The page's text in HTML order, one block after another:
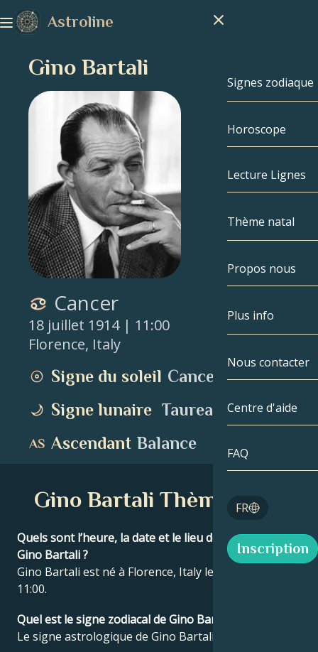
Astroline
Signes zodiaque
Signes
Capricorne
Poissons
Bélier
Taureau
Cancer
Lion
Vierge
Sagittaire
Horoscope
Lecture Lignes
Thème natal
Thème natal
Célébrités
Propos nous
Plus info
Compatibilité
Tarot
Nombres
Nous contacter
Centre d'aide
FAQ
FR
English
Inscription
Gino Bartali
Cancer
18 juillet 1914| 11:00
Florence, Italy
Signe du soleil Cancer
Signe lunaire Taureau
Ascendant Balance
Gino Bartali Thème natal
Quels sont l’heure, la date et le lieu de naissance de
Gino Bartali ?
Gino Bartali est né à Florence, Italy le 18 juillet 1914 à
11:00.
Quel est le signe zodiacal de Gino Bartali ?
Le signe astrologique de Gino Bartali est Cancer.